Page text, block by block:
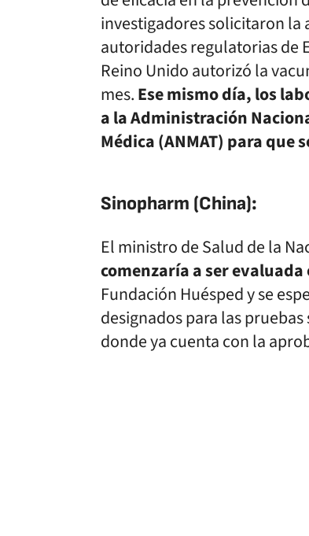
investigadores solicitaron la
autoridades regulatorias de
Reino Unido autorizó la
mes.Ese mismo día, los
a la Administración
Médica (ANMAT) para que
Sinopharm (China):
El ministro de Salud de la
comenzaría a ser
Fundación Huésped y se
designados para las
donde ya cuenta con la